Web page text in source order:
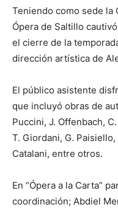
Teniendo como sede la
Ópera de Saltillo
el cierre de la
dirección artística de
El público asistente
que incluyó obras de
Puccini, J. Offenbach,
T. Giordani, G.
Catalani, entre otros.
En “Ópera a la Carta”
coordinación; Abdiel